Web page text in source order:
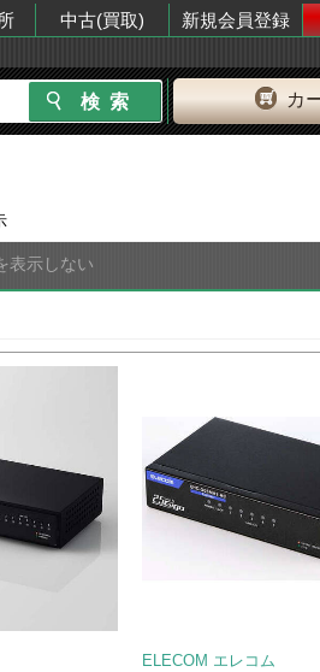
中古(買取) 新規会員登録
カ
表示しない
ELECOM エレコム